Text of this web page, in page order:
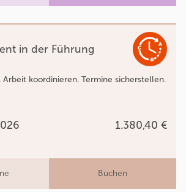
in der Führung
Arbeit koordinieren. Termine sicherstellen.
1.380,40 €
Buchen